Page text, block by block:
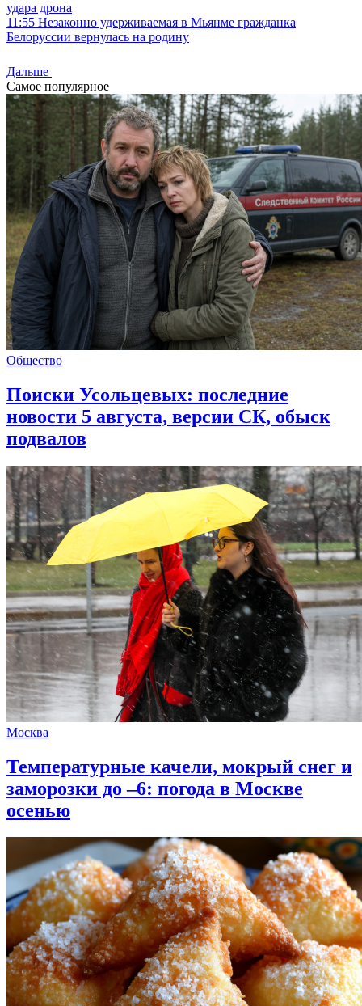
удара дрона
11:55 Незаконно удерживаемая в Мьянме гражданка
Белоруссии вернулась на родину
Дальше
Самое популярное
Общество
Поиски Усольцевых: последние
новости 5 августа, версии СК, обыск
подвалов
Москва
Температурные качели, мокрый снег и
заморозки до –6: погода в Москве
осенью